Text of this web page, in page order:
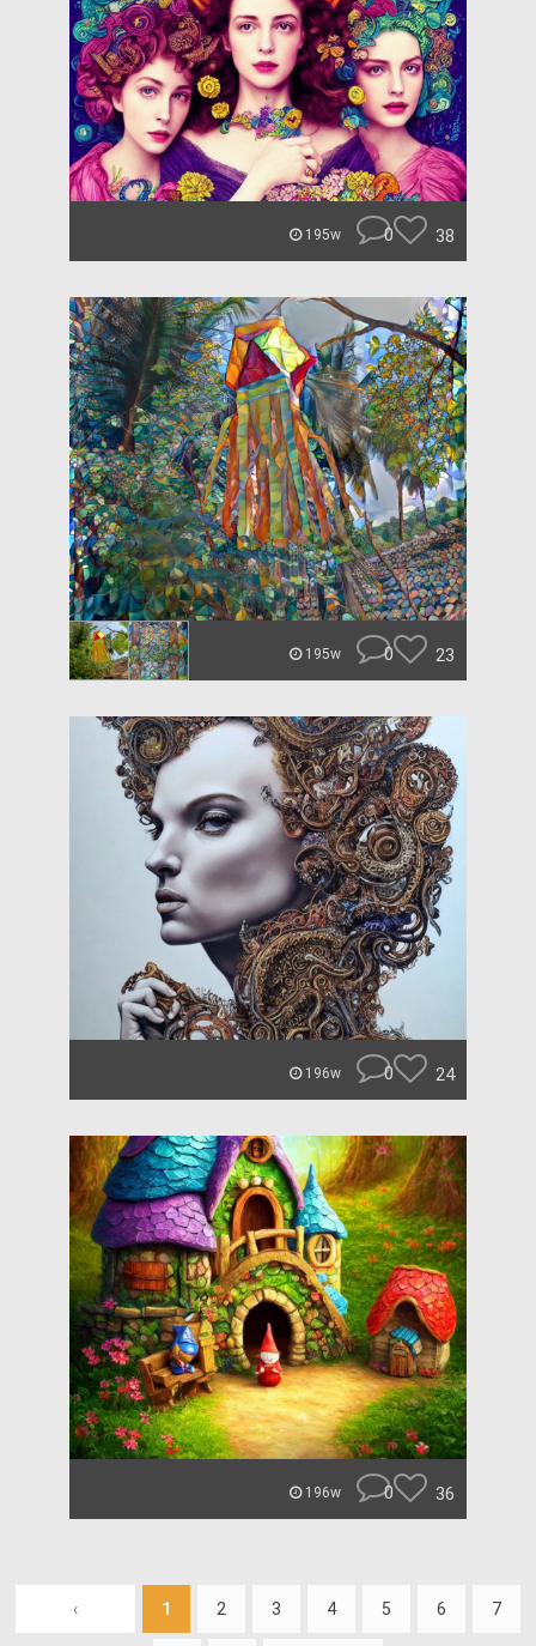
195w 0 38
195w 0 23
196w 0 24
196w 0 36
‹ 1 2 3 4 5 6 7